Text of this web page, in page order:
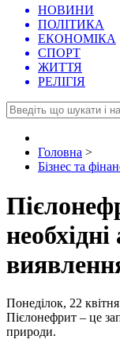
НОВИНИ
ПОЛІТИКА
ЕКОНОМІКА
СПОРТ
ЖИТТЯ
РЕЛІГІЯ
Головна >
Бізнес та
Понеділок, 22
Пієлонефрит – це
природи.